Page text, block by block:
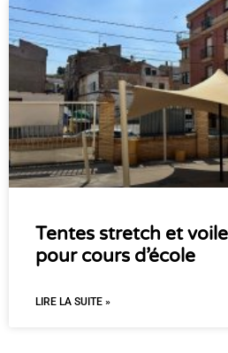
Tentes stretch et
pour cours d’école
LIRE LA SUITE »